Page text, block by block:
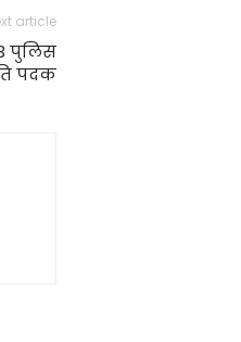
article
पुलिस
पदक